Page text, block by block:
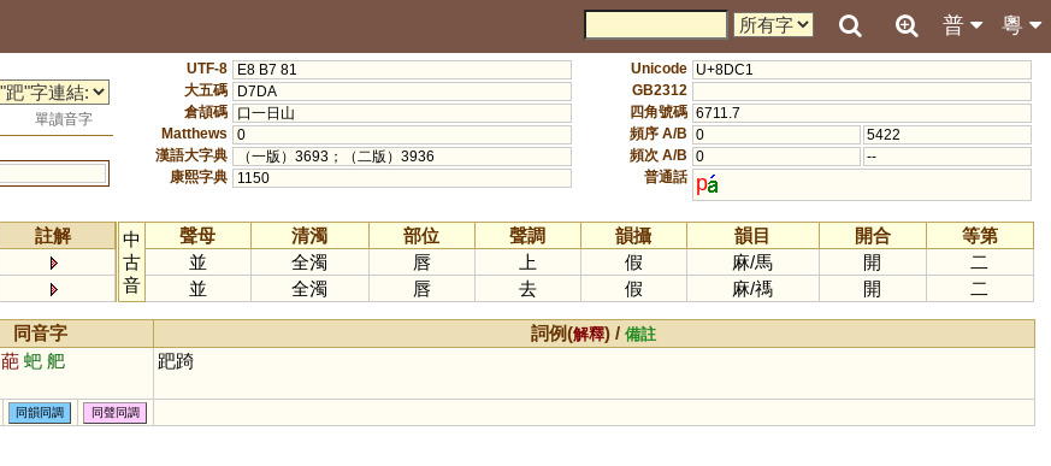
粵
普
單讀音字
UTF-8
E8 B7 81
大五碼
D7DA
倉頡碼
口一日山
Matthews
0
漢語大字典
（一版）3693；（二版）3936
康熙字典
1150
Unicode U+8DC1
GB2312
四角號碼 6711.7
頻序 A/B 0
5422
頻次 A/B 0
--
普通話 p
註解
中
古
音
聲母 清濁 部位 聲調 韻攝 韻目 開合
等第
並
全濁 唇 上 假 麻/馬 開
二
並
全濁 唇 去 假 麻/禡 開 二
同音字 詞例(解釋) /備註
葩 蚆 舥 跁踦
同韻同調 同聲同調